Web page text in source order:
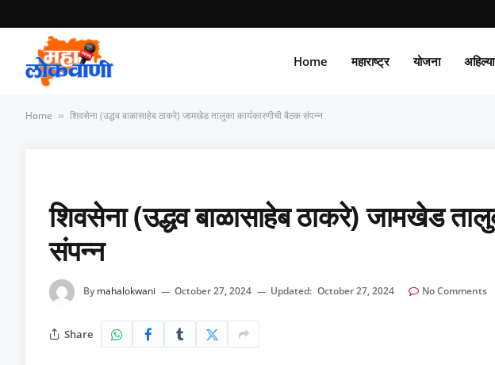
Home महाराष्ट्र योजना
Home » शिवसेना (उद्धव बाळासाहेब ठाकरे) जामखेड तालुका कार्यकारणीची बैठक संपन्न
शिवसेना (उद्धव बाळासाहेब ठाकरे) जामखेड
संपन्न
By mahalokwani October 27, 2024 Updated: October 27, 2024 No Comments
Share